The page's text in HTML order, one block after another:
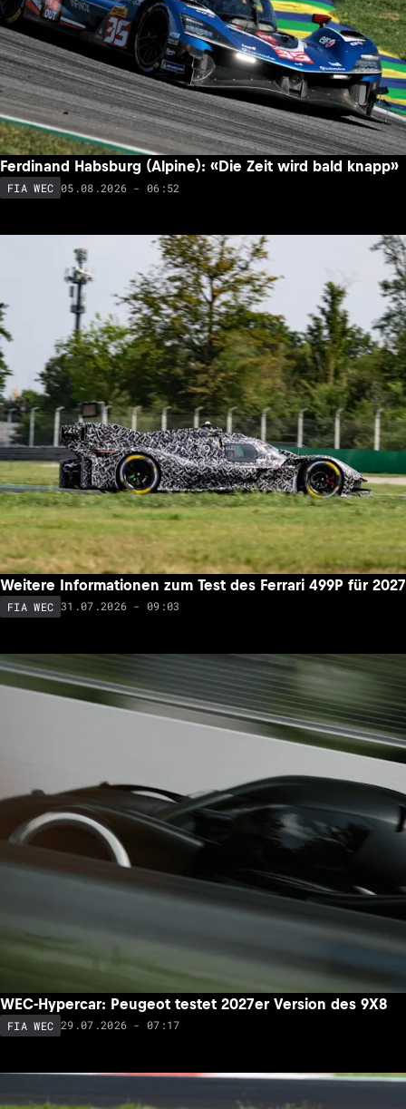
Ferdinand Habsburg (Alpine): «Die Zeit wird bald knapp»
FIA WEC 05.08.2026 - 06:52
Weitere Informationen zum Test des Ferrari 499P für 2027
FIA WEC 31.07.2026 - 09:03
WEC-Hypercar: Peugeot testet 2027er Version des 9X8
FIA WEC 29.07.2026 - 07:17